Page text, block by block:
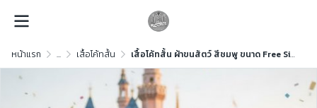
หน้าแรก ... เสื้อโค้ทสั้น เสื้อโค้ทสั้น ผ้าขนสัตว์ สีชมพู ขนาด Free Size